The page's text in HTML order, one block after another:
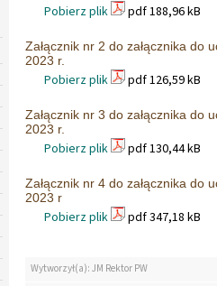
Pobierz plik pdf 188,96 kB
Załącznik nr 2 do załącznika do
2023 r.
Pobierz plik pdf 126,59 kB
Załącznik nr 3 do załącznika do
2023 r.
Pobierz plik pdf 130,44 kB
Załącznik nr 4 do załącznika do
2023 r
Pobierz plik pdf 347,18 kB
Wytworzył(a): JM Rektor PW